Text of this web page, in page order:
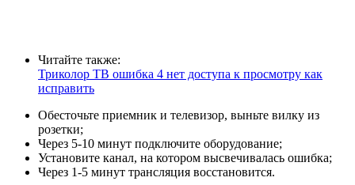
Читайте также:
Триколор ТВ ошибка 4 нет доступа к просмотру как
исправить
Обесточьте приемник и телевизор, выньте вилку из
розетки;
Через 5-10 минут подключите оборудование;
Установите канал, на котором высвечивалась ошибка;
Через 1-5 минут трансляция восстановится.